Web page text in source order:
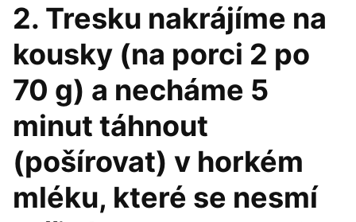
2. Tresku nakrájíme na
kousky (na porci 2 po
70 g) a necháme 5
minut táhnout
(pošírovat) v horkém
mléku, které se nesmí